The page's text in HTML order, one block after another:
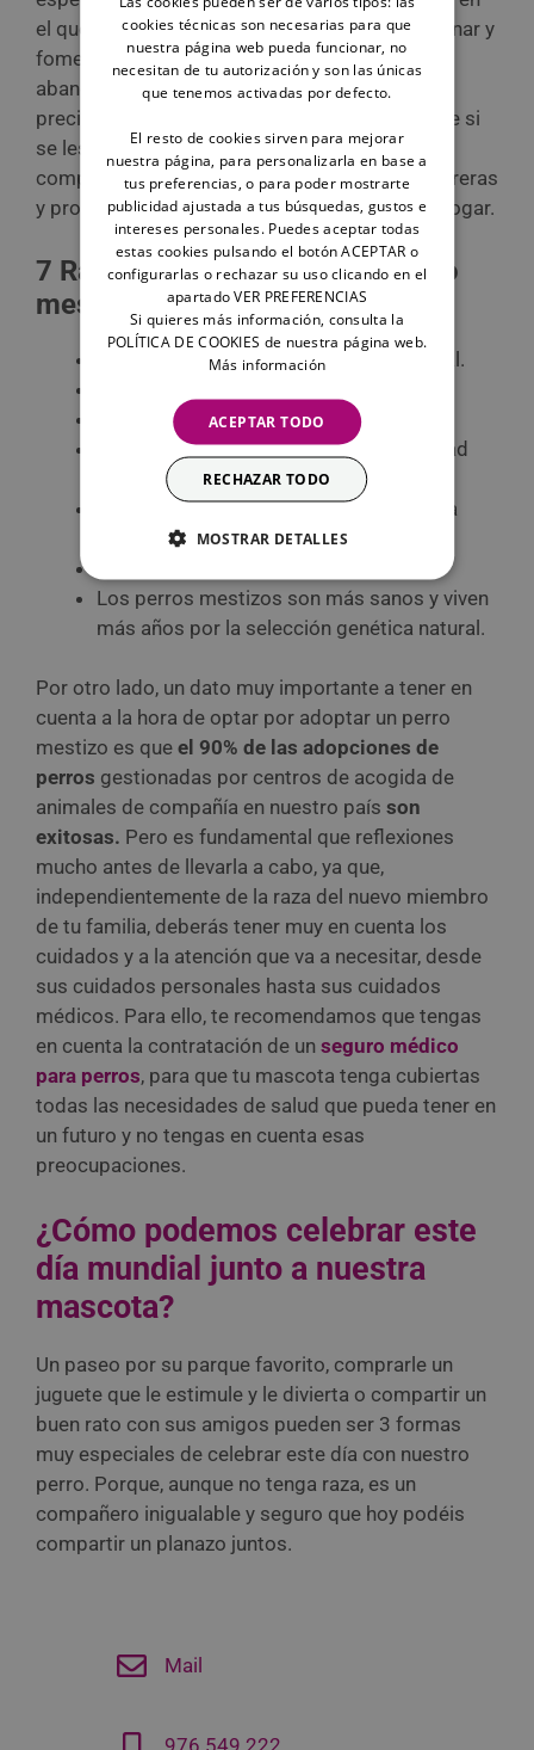
el que ser feliz. Es un día propicio para reflexionar y
fomentar las adopciones de animales
abandonados. Una gran parte de ellos son
precisamente perros sin raza definida a los que si
se les suma su edad, que suele ser adulta, es
complicado que dejen las instalaciones de perreras
y protectoras para formar parte de un nuevo hogar.
7 Razones para adoptar un perro
mestizo:
Tendrás un perro como no hay otro igual.
Cambiarás la vida a un ser vivo.
Serás recompensado con cariño y lealtad
con creces.
Dejas un lugar en la protectora para otra
mascota.
Los perros mestizos son más sanos y viven
más años por la selección genética natural.
Por otro lado, un dato muy importante a tener en
cuenta a la hora de optar por adoptar un perro
mestizo es que el 90% de las adopciones de
perros gestionadas por centros de acogida de
animales de compañía en nuestro país son
exitosas. Pero es fundamental que reflexiones
mucho antes de llevarla a cabo, ya que,
independientemente de la raza del nuevo miembro
de tu familia, deberás tener muy en cuenta los
cuidados y a la atención que va a necesitar, desde
sus cuidados personales hasta sus cuidados
médicos. Para ello, te recomendamos que tengas
en cuenta la contratación de un seguro médico
para perros, para que tu mascota tenga cubiertas
todas las necesidades de salud que pueda tener en
un futuro y no tengas en cuenta esas
preocupaciones.
¿Cómo podemos celebrar este
día mundial junto a nuestra
mascota?
Un paseo por su parque favorito, comprarle un
juguete que le estimule y le divierta o compartir un
buen rato con sus amigos pueden ser 3 formas
muy especiales de celebrar este día con nuestro
perro. Porque, aunque no tenga raza, es un
compañero inigualable y seguro que hoy podéis
compartir un planazo juntos.
Mail
cookies técnicas son necesarias para que
nuestra página web pueda funcionar, no
necesitan de tu autorización y son las únicas
que tenemos activadas por defecto.
El resto de cookies sirven para mejorar
nuestra página, para personalizarla en base a
tus preferencias, o para poder mostrarte
publicidad ajustada a tus búsquedas, gustos e
intereses personales. Puedes aceptar todas
estas cookies pulsando el botón ACEPTAR o
configurarlas o rechazar su uso clicando en el
apartado VER PREFERENCIAS
Si quieres más información, consulta la
POLÍTICA DE COOKIES de nuestra página web.
Más información
ACEPTAR TODO
RECHAZAR TODO
MOSTRAR DETALLES